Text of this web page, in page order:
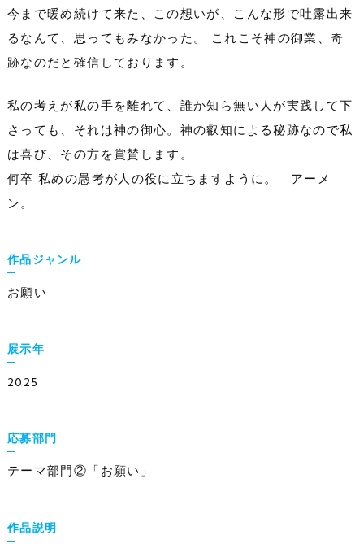
今まで暖め続けて来た、この想いが、こんな形で吐露出来
るなんて、思ってもみなかった。 これこそ神の御業、奇
跡なのだと確信しております。
私の考えが私の手を離れて、誰か知ら無い人が実践して下
さっても、それは神の御心。神の叡知による秘跡なので私
は喜び、その方を賞賛します。
何卒 私めの愚考が人の役に立ちますように。 アーメ
ン。
作品ジャンル
お願い
展示年
2025
応募部門
テーマ部門②「お願い」
作品説明